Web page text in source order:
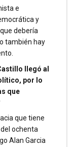
e
y
debería
también hay
llegó al
por lo
que
que tiene
ochenta
Alan Garcia